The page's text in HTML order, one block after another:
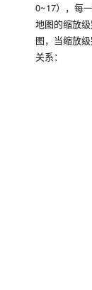
0~17），每
地图的缩放
图，当缩放
关系：